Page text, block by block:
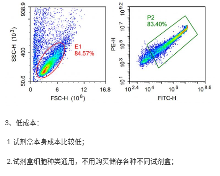
3、低成本：
1.试剂盒本身成本比较低；
2.试剂盒细胞种类通用，不用购买储存各种不同试剂盒；